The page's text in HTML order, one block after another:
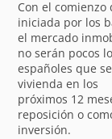
Con el
iniciada por los
el mercado
no serán pocos
españoles que
vivienda en los
próximos 12
reposición o
inversión.